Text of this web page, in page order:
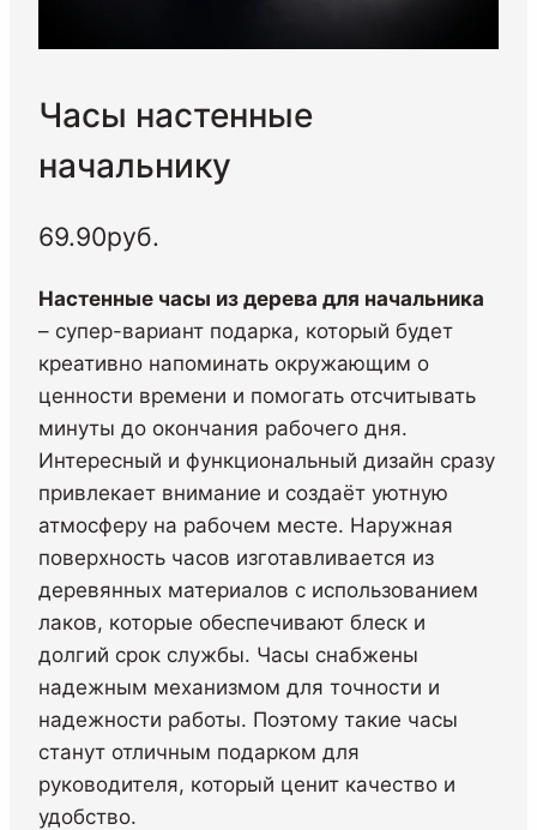
Часы настенные
начальнику
69.90руб.
Настенные часы из дерева для начальника
– супер-вариант подарка, который будет
креативно напоминать окружающим о
ценности времени и помогать отсчитывать
минуты до окончания рабочего дня.
Интересный и функциональный дизайн сразу
привлекает внимание и создаёт уютную
атмосферу на рабочем месте. Наружная
поверхность часов изготавливается из
деревянных материалов с использованием
лаков, которые обеспечивают блеск и
долгий срок службы. Часы снабжены
надежным механизмом для точности и
надежности работы. Поэтому такие часы
станут отличным подарком для
руководителя, который ценит качество и
удобство.